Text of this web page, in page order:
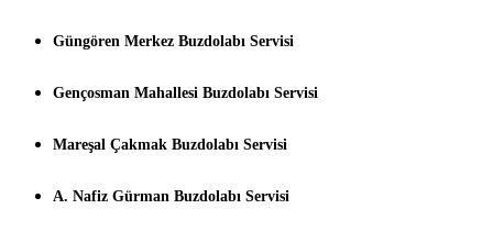
Güngören Merkez Buzdolabı Servisi
Gençosman Mahallesi Buzdolabı Servisi
Mareşal Çakmak Buzdolabı Servisi
A. Nafiz Gürman Buzdolabı Servisi